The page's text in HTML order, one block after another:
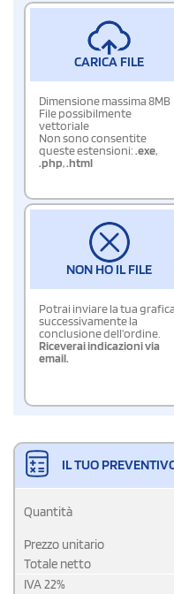
CARICA FILE
Dimensione massima 8MB
File possibilmente
vettoriale
Non sono consentite
queste estensioni:.exe,
.php,.html
NON HO IL FILE
Potrai inviare la tua grafica
successivamente la
conclusione dell'ordine.
Riceverai indicazioni via
email.
IL TUO
Quantità
Prezzo unitario
Totale netto
IVA22%